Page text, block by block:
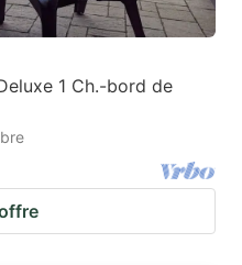
1 Ch.-bord de